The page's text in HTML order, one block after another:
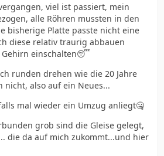
viel ist passiert, mein
alle Röhren mussten in den
bisherige Platte passte nicht eine
diese relativ traurig abbauen
Gehirn einschalten😴
runden drehen wie die 20 Jahre
nicht, also auf ein Neues...
mal wieder ein Umzug anliegt🤐
grob sind die Gleise gelegt,
die da auf mich zukommt...und hier